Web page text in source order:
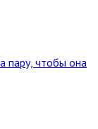
пару, чтобы она